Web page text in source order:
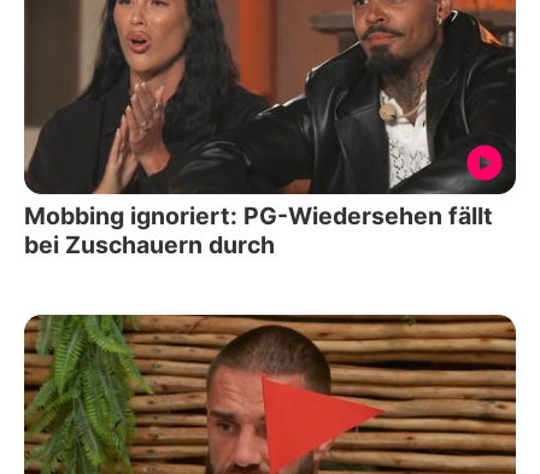
Mobbing ignoriert: PG-Wiedersehen fällt
bei Zuschauern durch